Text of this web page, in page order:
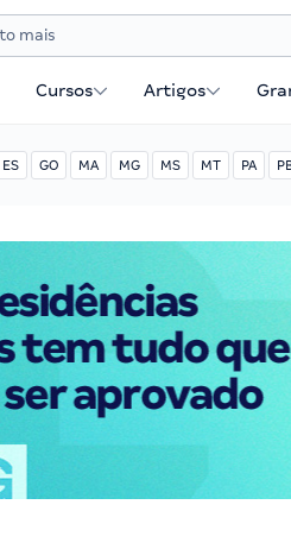
Cursos Artigos
ES GO MA MG MS MT PA